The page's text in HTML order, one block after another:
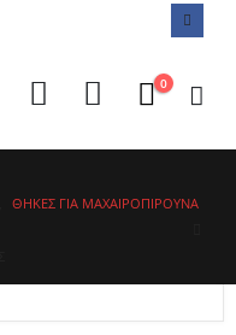
0
ΘΉΚΕΣ ΓΙΑ ΜΑΧΑΙΡΟΠΊΡΟΥΝΑ